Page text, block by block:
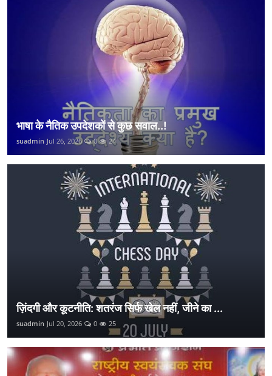
भाषा के नैतिक उपदेशकों से कुछ सवाल..!
suadmin Jul 26, 2026 0 24
ज़िंदगी और कूटनीति: शतरंज सिर्फ खेल नहीं, जीने का ...
suadmin Jul 20, 2026 0 25